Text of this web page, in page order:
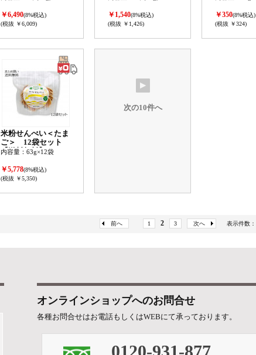
￥6,490(8%税込)
(税抜 ￥6,009)
￥1,540(8%税込)
(税抜 ￥1,426)
￥350(8%税込)
(税抜 ￥324)
米粉せんべい＜たま
ご＞ 12袋セット
【送料無料】
内容量：63g×12袋
￥5,778(8%税込)
(税抜 ￥5,350)
次の10件へ
前へ 1 2 3 次へ 表示件数：
オンラインショップへのお問合せ
各種お問合せはお電話もしくはWEBにて承っております。
0120-931-877